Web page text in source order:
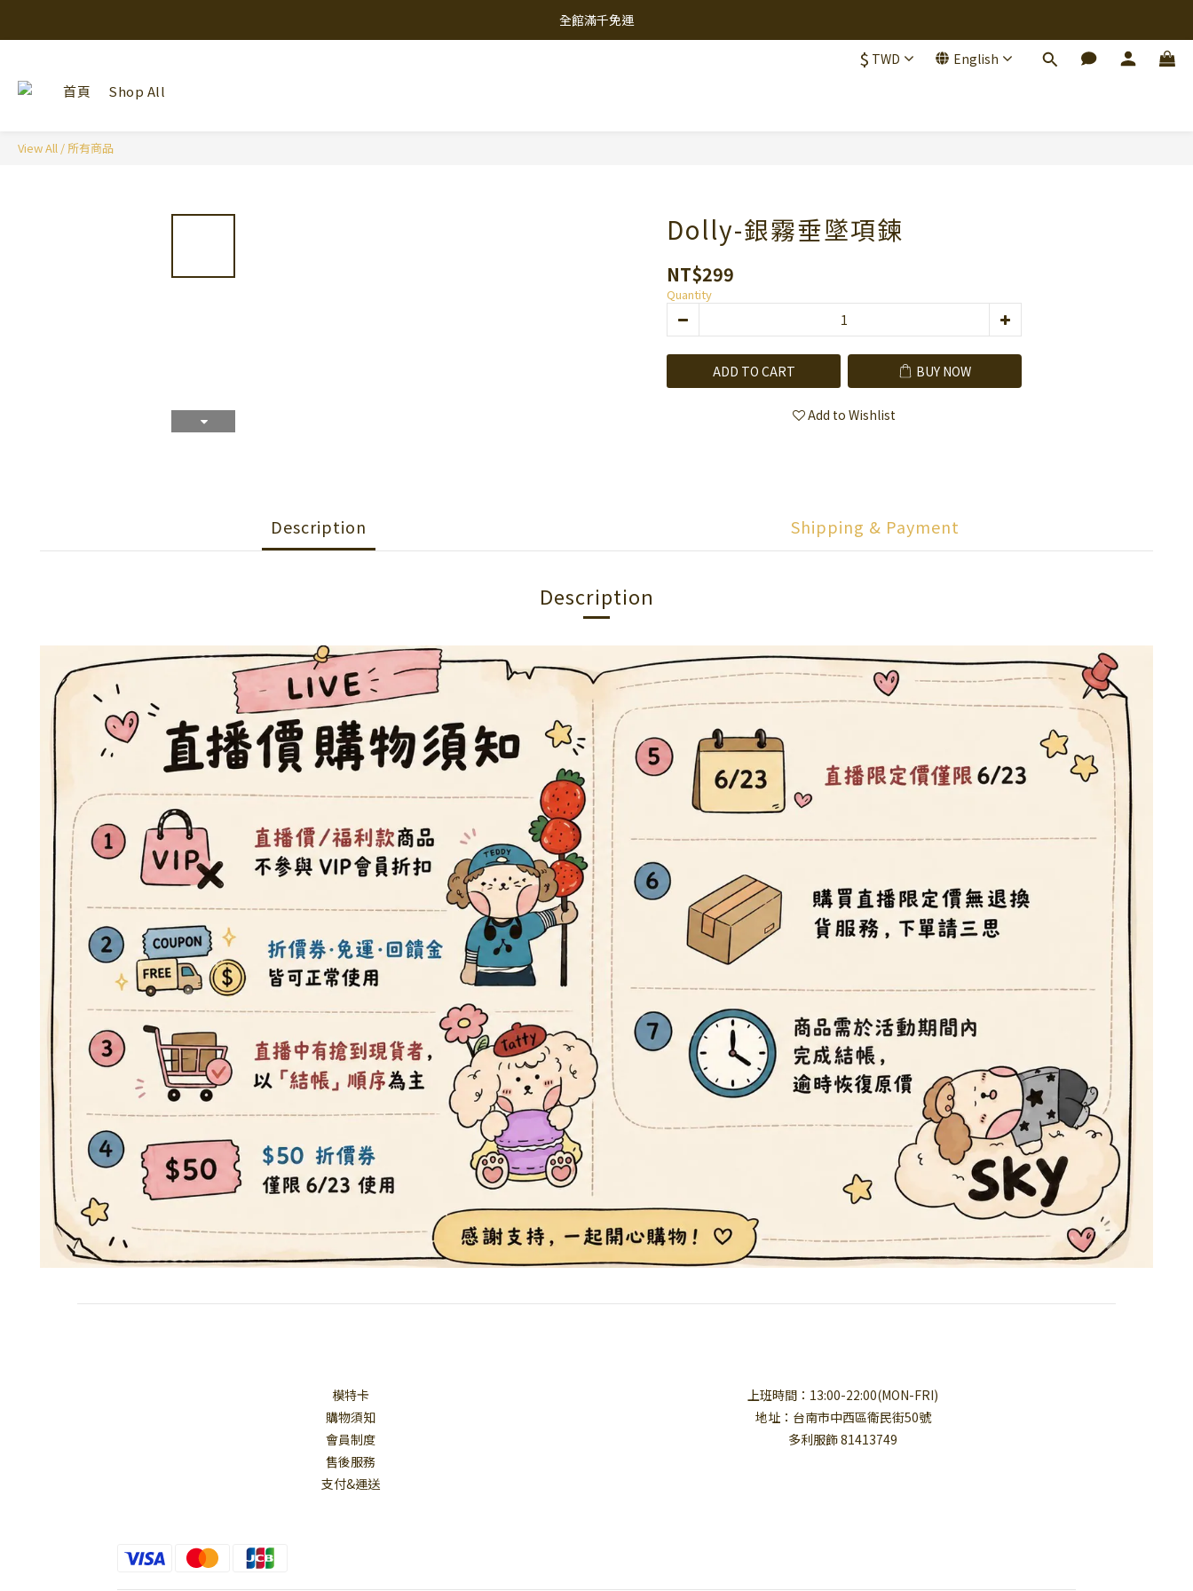
全館滿千免運
$ TWD English
首頁 Shop All
View All / 所有商品
Dolly-銀霧垂墜項鍊
NT$299
Quantity
ADD TO CART BUY NOW
Add to Wishlist
Description Shipping & Payment
Description
模特卡
購物須知
會員制度
售後服務
支付&運送
上班時間：13:00-22:00(MON-FRI)
地址：台南市中西區衛民街50號
多利服飾 81413749